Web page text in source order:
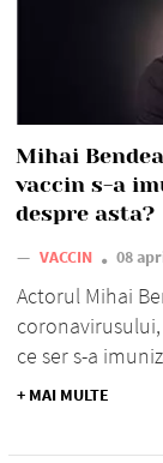
Mihai
vaccin s-a
despre asta?
— VACCIN 08
Actorul Mihai
ce ser s-a
+ MAI MULTE